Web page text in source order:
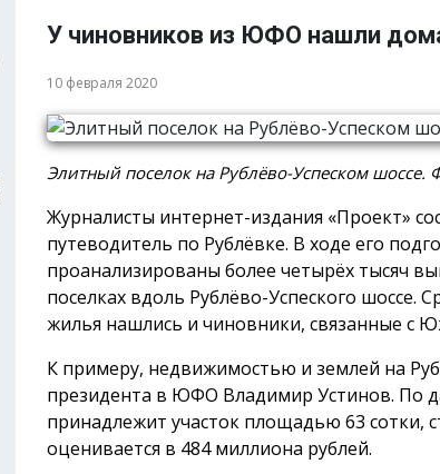
У чиновников из ЮФО нашли
10 февраля 2020
Элитный поселок на Рублёво-Успеском шоссе.
Журналисты интернет-издания «Проект»
путеводитель по Рублёвке. В ходе его
проанализированы более четырёх тысяч
поселках вдоль Рублёво-Успеского шоссе.
жилья нашлись и чиновники, связанные с
К примеру, недвижимостью и землей на
президента в ЮФО Владимир Устинов. По
принадлежит участок площадью 63 сотки,
оценивается в 484 миллиона рублей.